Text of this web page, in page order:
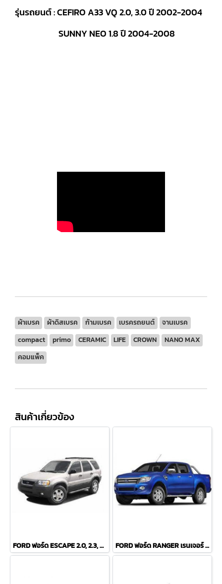
รุ่นรถยนต์ : CEFIRO A33 VQ 2.0, 3.0 ปี 2002-2004
SUNNY NEO 1.8 ปี 2004-2008
ผ้าเบรค ผ้าดิสเบรค ก้ามเบรค เบรครถยนต์
จานเบรค
compact
primo CERAMIC LIFE CROWN
NANO MAX
คอมแพ็ค
สินค้าเกี่ยวข้อง
FORD ฟอร์ด ESCAPE 2.0, 2.3, 3.0 V6 ปี 01-07 COMPACT ผ้าเบรค-หน้า FORD ฟอร์ด RANGER เรนเจอร์ (T6) 2WD, 4WD ปี 2011 COMPACT ผ้าเบรค-หน้า